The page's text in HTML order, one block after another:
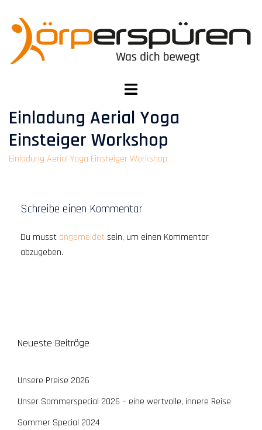
Inhalt
springen
Menü
Einladung Aerial Yoga
Einsteiger Workshop
Einladung Aerial Yoga Einsteiger Workshop
Schreibe einen Kommentar
Du musst angemeldetsein, um einen Kommentar
abzugeben.
Neueste Beiträge
Unsere Preise 2026
Unser Sommerspecial 2026 – eine wertvolle, innere Reise
Sommer Special 2024